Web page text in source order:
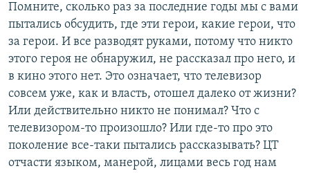
Помните, сколько раз за последние годы мы с вами
пытались обсудить, где эти герои, какие герои, что
за герои. И все разводят руками, потому что никто
этого героя не обнаружил, не рассказал про него, и
в кино этого нет. Это означает, что телевизор
совсем уже, как и власть, отошел далеко от жизни?
Или действительно никто не понимал? Что с
телевизором-то произошло? Или где-то про это
поколение все-таки пытались рассказывать? ЦТ
отчасти языком, манерой, лицами весь год нам